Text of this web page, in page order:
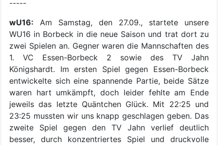
-----
wU16: Am Samstag, den 27.09., startete unsere
WU16 in Borbeck in die neue Saison und trat dort zu
zwei Spielen an. Gegner waren die Mannschaften des
1. VC Essen-Borbeck 2 sowie des TV Jahn
Königshardt. Im ersten Spiel gegen Essen-Borbeck
entwickelte sich eine spannende Partie, beide Sätze
waren hart umkämpft, doch leider fehlte am Ende
jeweils das letzte Quäntchen Glück. Mit 22:25 und
23:25 mussten wir uns knapp geschlagen geben. Das
zweite Spiel gegen den TV Jahn verlief deutlich
besser, durch konzentriertes Spiel und druckvolle